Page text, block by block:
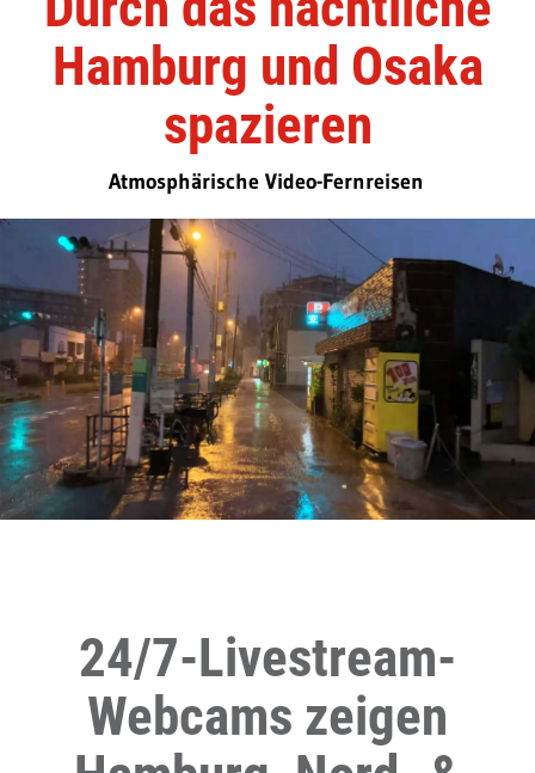
Hamburg und Osaka
spazieren
Atmosphärische Video-Fernreisen
24/7-Livestream-
Webcams zeigen